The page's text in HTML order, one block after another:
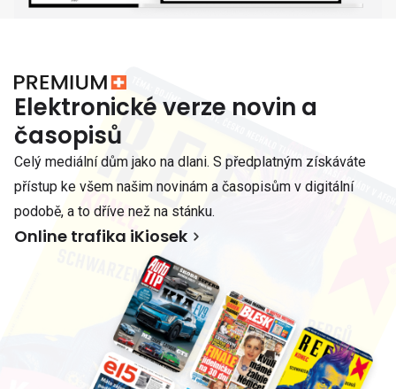
Elektronické verze novin a
časopisů
Celý mediální dům jako na dlani. S předplatným získáváte
přístup ke všem našim novinám a časopisům v digitální
podobě, a to dříve než na stánku.
Online trafika iKiosek